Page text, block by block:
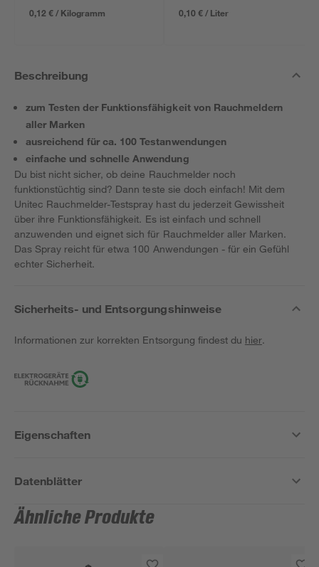
0,12 € / Kilogramm 0,10 € / Liter
Beschreibung
zum Testen der Funktionsfähigkeit von Rauchmeldern
aller Marken
ausreichend für ca. 100 Testanwendungen
einfache und schnelle Anwendung
Du bist nicht sicher, ob deine Rauchmelder noch
funktionstüchtig sind? Dann teste sie doch einfach! Mit dem
Unitec Rauchmelder-Testspray hast du jederzeit Gewissheit
über ihre Funktionsfähigkeit. Es ist einfach und schnell
anzuwenden und eignet sich für Rauchmelder aller Marken.
Das Spray reicht für etwa 100 Anwendungen - für ein Gefühl
echter Sicherheit.
Sicherheits- und Entsorgungshinweise
Informationen zur korrekten Entsorgung findest du hier.
Eigenschaften
Datenblätter
Ähnliche Produkte